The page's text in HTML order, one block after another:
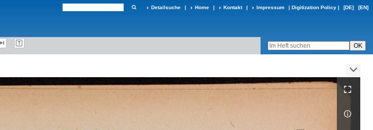
Detailsuche | Home | Kontakt | Impressum | Digitization Policy | [DE] [EN]